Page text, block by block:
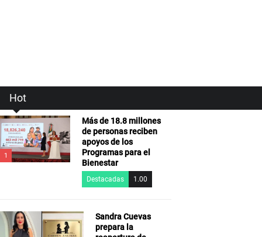
Hot
1
Más de 18.8 millones
de personas reciben
apoyos de los
Programas para el
Bienestar
Destacadas 1.00
Sandra Cuevas
prepara la